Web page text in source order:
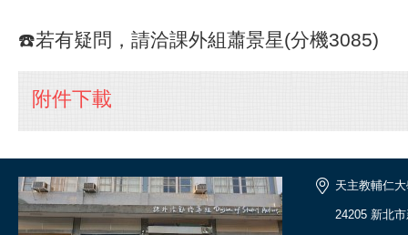
☎️若有疑問，請洽課外組蕭景星(分機3085)
附件下載
天主教輔仁
24205 新北